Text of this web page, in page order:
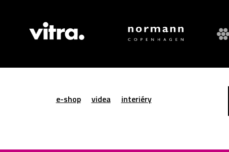
e-shop videa interiéry